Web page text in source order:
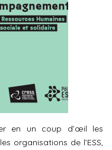
en un coup d’œil les
organisations de l’ESS,